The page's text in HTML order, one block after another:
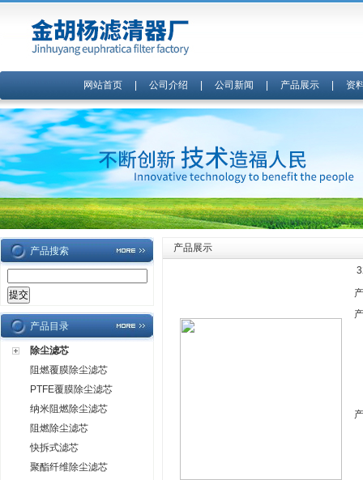
网站首页| 公司介绍 公司新闻 产品展示| 资
产品搜索
产品目录
除尘滤芯
阻燃覆膜除尘滤芯
PTFE覆膜除尘滤芯
纳米阻燃除尘滤芯
阻燃除尘滤芯
快拆式滤芯
聚酯纤维除尘滤芯
产品展示